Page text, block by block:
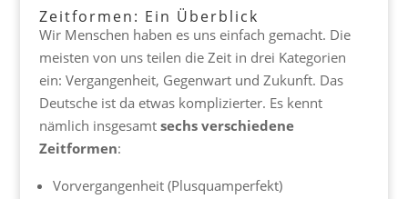
Zeitformen: Ein Überblick
Wir Menschen haben es uns einfach gemacht. Die
meisten von uns teilen die Zeit in drei Kategorien
ein: Vergangenheit, Gegenwart und Zukunft. Das
Deutsche ist da etwas komplizierter. Es kennt
nämlich insgesamt sechs verschiedene
Zeitformen:
Vorvergangenheit (Plusquamperfekt)